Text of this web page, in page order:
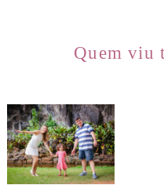
Quem viu
1974 0